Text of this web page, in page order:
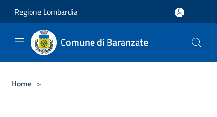
Regione Lombardia
Comune di Baranzate
Home >